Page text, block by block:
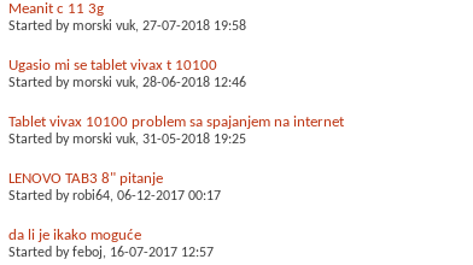
Meanit c 11 3g
Started bymorski vuk, 27-07-2018 19:58
Ugasio mi se tablet vivax t 10100
Started bymorski vuk, 28-06-2018 12:46
Tablet vivax 10100 problem sa spajanjem na internet
Started bymorski vuk, 31-05-2018 19:25
LENOVO TAB3 8" pitanje
Started byrobi64, 06-12-2017 00:17
da li je ikako moguće
Started byfeboj, 16-07-2017 12:57